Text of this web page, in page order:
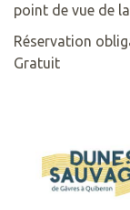
point de vue de
Réservation
Gratuit